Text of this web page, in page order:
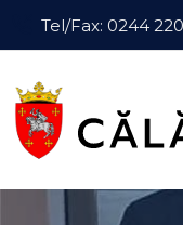
Tel/Fax: 0244